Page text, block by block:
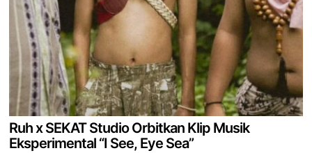
Ruh x SEKAT Studio Orbitkan Klip Musik
Eksperimental “I See, Eye Sea”